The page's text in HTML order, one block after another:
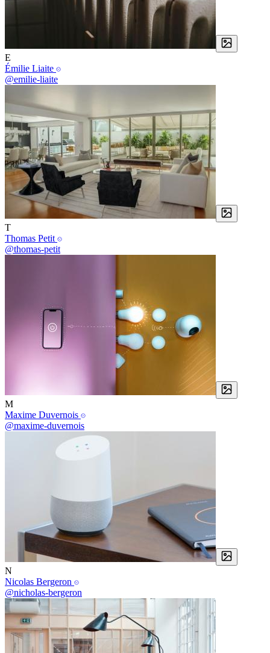
E
Émilie Liaite
@emilie-liaite
T
Thomas Petit
@thomas-petit
M
Maxime Duvernois
@maxime-duvernois
N
Nicolas Bergeron
@nicholas-bergeron